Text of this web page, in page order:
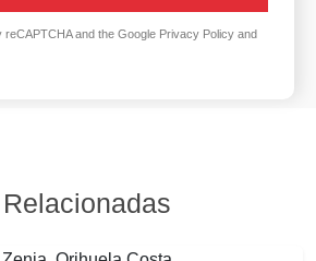
and the Google Privacy Policy and